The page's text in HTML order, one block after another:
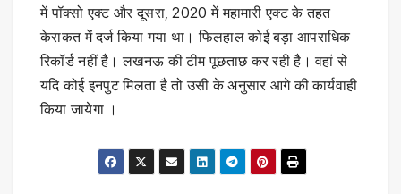
में पॉक्सो एक्ट और दूसरा, 2020 में महामारी एक्ट के तहत
केराकत में दर्ज किया गया था। फिलहाल कोई बड़ा आपराधिक
रिकॉर्ड नहीं है। लखनऊ की टीम पूछताछ कर रही है। वहां से
यदि कोई इनपुट मिलता है तो उसी के अनुसार आगे की कार्यवाही
किया जायेगा ।